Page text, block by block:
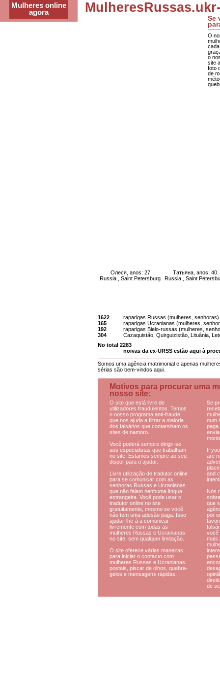
Se
O
o
site
foto
de
Олеся, anos: 27
Russia , Saint Petersburg
Татьяна, anos: 40
Russia , Saint
1622
raparigas Russas (mulheres, senhoras)
165
raparigas Ucranianas (mulheres,
192
raparigas Bielo-russas (mulheres,
304
Cazaquistão, Quirguizistão, Lituânia,
No total 2283
noivas da ex-URSS estão aqui à
Somos uma agência matrimonial e apenas
sérias são bem-vindos aqui.
Motivos para procurar uma
nosso site:
O site que está livre de
utilizadores fraudulentos. Temos
o nosso programa anti-fraude,
que nos ajuda a filtrar a maioria
dos falsários que contaminam os
sites de namoro.
Você poderá sempre dirigir-se
aos especialistas que trabalham
no site. Estamos sempre ao seu
dispor para o ajudar.
Livre utilização de tradutor online
para se comunicar com as
senhoras Russas e Ucranianas
que não falam nenhuma língua
estrangeira. Você pode usar o
tradutor online no site
gratuitamente, mesmo se você
não tem uma adesão paga. Isso
ajudar-lhe-á a comunicar
livremente com todas as
mulheres Russas e Ucranianas
no site, sem qualquer limitação.
O site oferece várias maneiras
para iniciar o contacto com
mulheres Russas e Ucranianas:
postais, piscar de olhos, quebra-
gelos e mensagens rápidas.
Se
num
paga
If
are
and
Nós
que
por
você
mais
de
Mulheres online
agora